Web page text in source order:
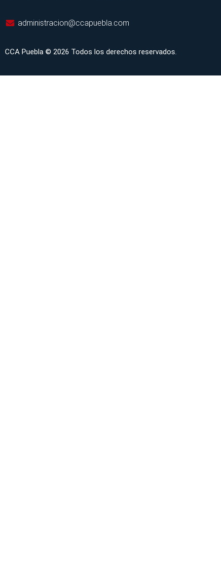
administracion@ccapuebla.com
CCA Puebla © 2026 Todos los derechos reservados.